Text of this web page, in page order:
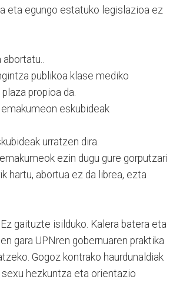
eta egungo estatuko legislazioa ez
publikoa klase mediko
propioa da.
eskubideak
urratzen dira.
ezin dugu gure gorputzari
hartu, abortua ez da librea, ezta
gaituzte isilduko. Kalera batera eta
gara UPNren gobernuaren praktika
Gogoz kontrako haurdunaldiak
hezkuntza eta orientazio